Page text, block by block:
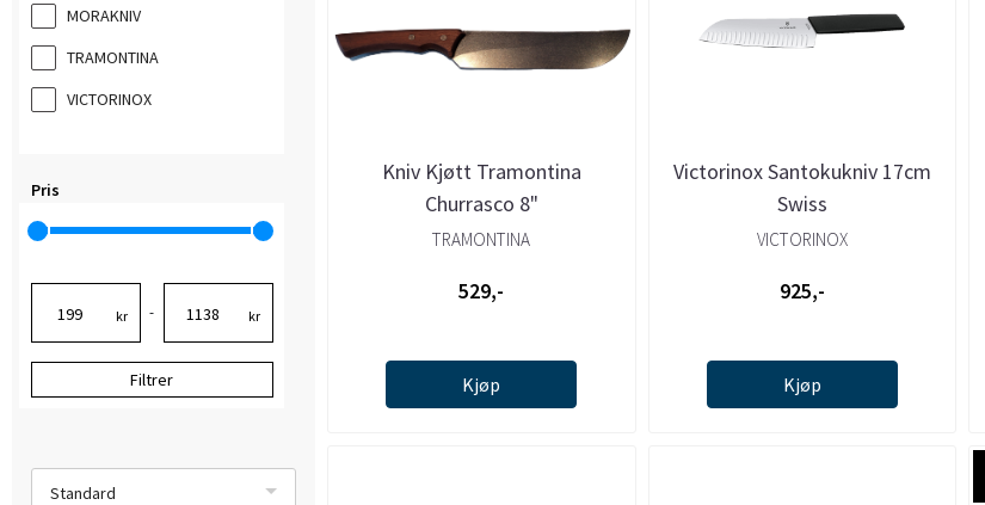
MORAKNIV
TRAMONTINA
VICTORINOX
Pris
kr - kr
Filtrer
Standard
Kniv Kjøtt Tramontina
Churrasco 8"
TRAMONTINA
529,-
Kjøp
Victorinox Santokukniv 17cm
Swiss
VICTORINOX
925,-
Kjøp